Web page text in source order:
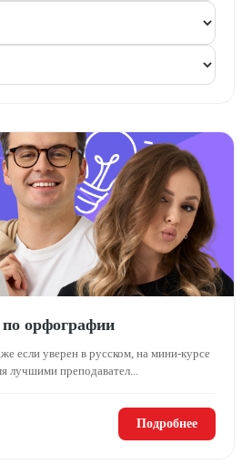
орфографии
если уверен в русском, на мини-курсе
преподавател...
Подробнее